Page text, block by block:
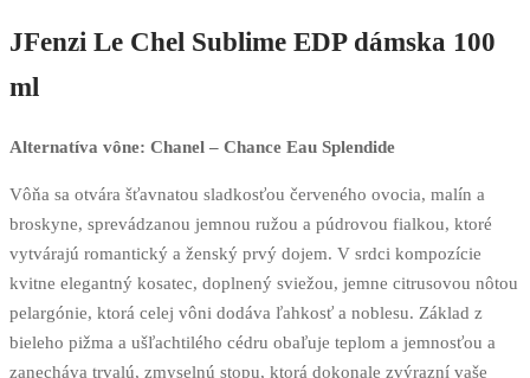
JFenzi Le Chel Sublime EDP dámska 100
ml
Alternatíva vône: Chanel – Chance Eau Splendide
Vôňa sa otvára šťavnatou sladkosťou červeného ovocia, malín a
broskyne, sprevádzanou jemnou ružou a púdrovou fialkou, ktoré
vytvárajú romantický a ženský prvý dojem. V srdci kompozície
kvitne elegantný kosatec, doplnený sviežou, jemne citrusovou nôtou
pelargónie, ktorá celej vôni dodáva ľahkosť a noblesu. Základ z
bieleho pižma a ušľachtilého cédru obaľuje teplom a jemnosťou a
zanecháva trvalú, zmyselnú stopu, ktorá dokonale zvýrazní vaše